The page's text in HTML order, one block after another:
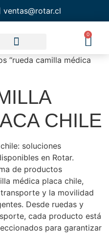
ventas@rotar.cl
0
“rueda camilla médica
CHILE
soluciones
en Rotar.
de productos
médica placa chile,
y la movilidad
Desde ruedas y
cada producto está
para garantizar